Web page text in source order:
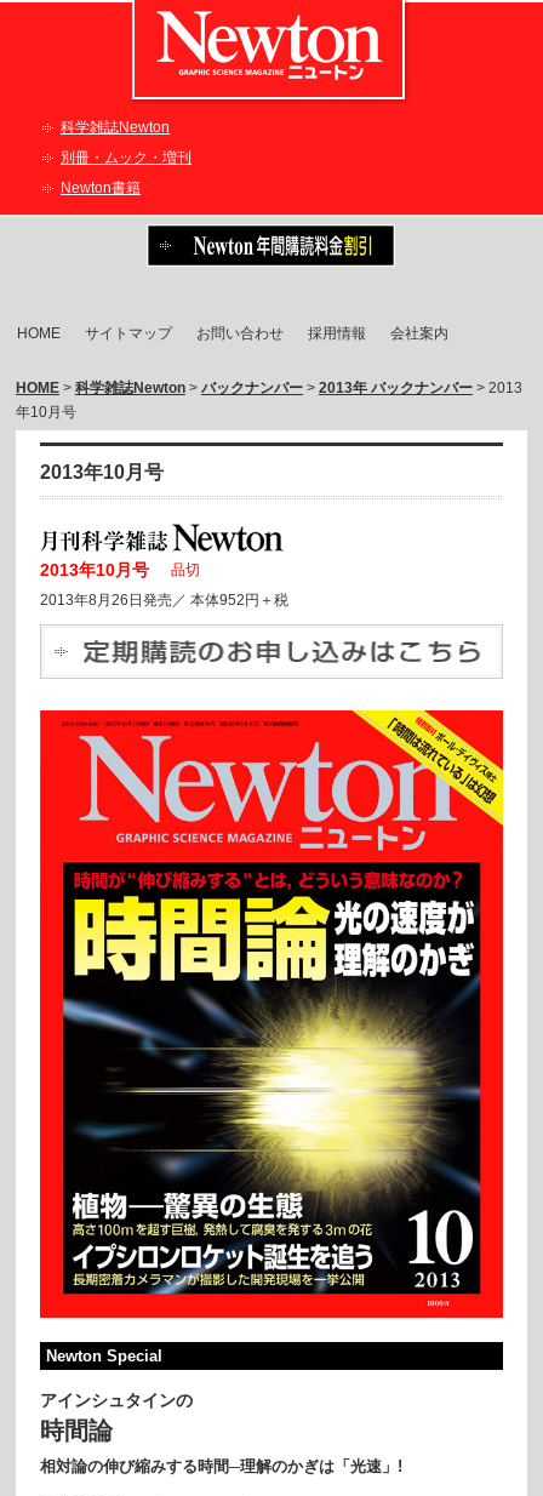
科学雑誌Newton
別冊・ムック・増刊
Newton書籍
HOME サイトマップ お問い合わせ 採用情報 会社案内
HOME> 科学雑誌Newton> バックナンバー> 2013年 バックナンバー> 2013
年10月号
2013年10月号
2013年10月号
品切
2013年8月26日発売／ 本体952円＋税
Newton Special
アインシュタインの
時間論
相対論の伸び縮みする時間─理解のかぎは「光速」!